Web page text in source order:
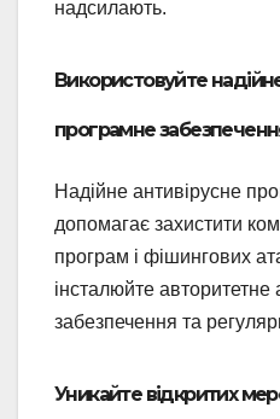
надсилають.
Використовуйте
програмне
Надійне антивірусне
допомагає захистити
програм і фішингових
інсталюйте
забезпечення та
Уникайте відкритих